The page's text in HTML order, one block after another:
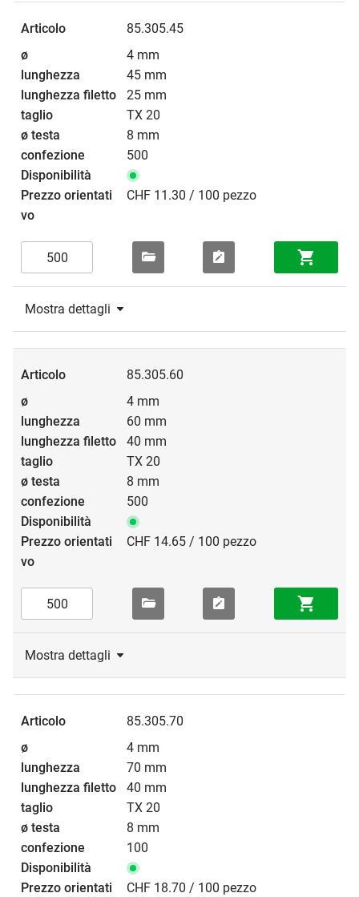
85.305.45
4 mm
45 mm
25 mm
TX 20
8 mm
500
CHF 11.30 / 100 pezzo
Mostra dettagli
85.305.60
4 mm
60 mm
40 mm
TX 20
8 mm
500
CHF 14.65 / 100 pezzo
Mostra dettagli
85.305.70
4 mm
70 mm
40 mm
TX 20
8 mm
100
CHF 18.70 / 100 pezzo